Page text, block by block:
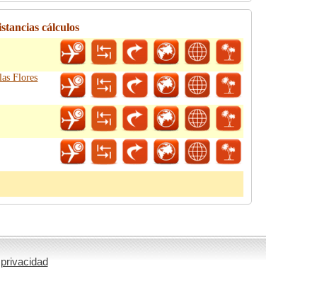
cálculos
Flores